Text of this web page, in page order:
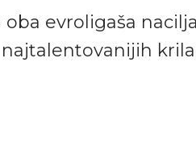
oba evroligaša